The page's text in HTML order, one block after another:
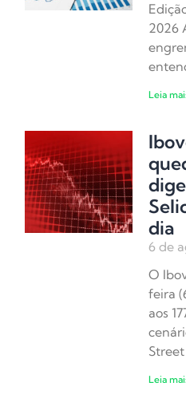
2026
Leia
dia
6 de
O
feira
aos
Street
Leia